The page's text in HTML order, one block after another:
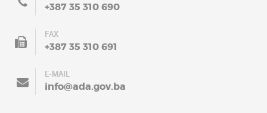
+387 35 310 690
FAX
+387 35 310 691
E-MAIL
info@ada.gov.ba